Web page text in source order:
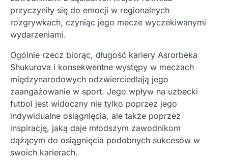
przyczyniły się do emocji w regionalnych
rozgrywkach, czyniąc jego mecze wyczekiwanymi
wydarzeniami.
Ogólnie rzecz biorąc, długość kariery Asrorbeka
Shukurova i konsekwentne występy w meczach
międzynarodowych odzwierciedlają jego
zaangażowanie w sport. Jego wpływ na uzbecki
futbol jest widoczny nie tylko poprzez jego
indywidualne osiągnięcia, ale także poprzez
inspirację, jaką daje młodszym zawodnikom
dążącym do osiągnięcia podobnych sukcesów w
swoich karierach.